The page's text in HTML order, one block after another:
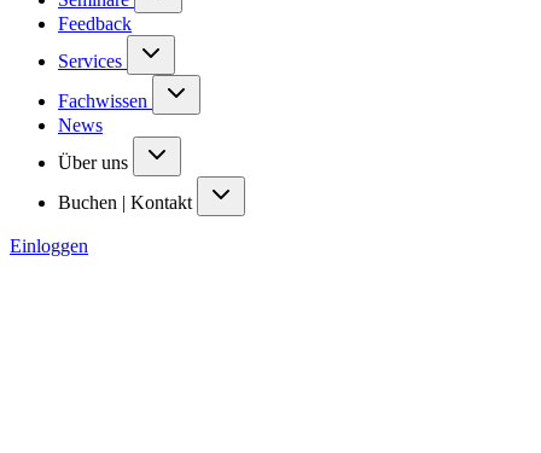
Feedback
Services
Fachwissen
News
Über uns
Buchen | Kontakt
Einloggen